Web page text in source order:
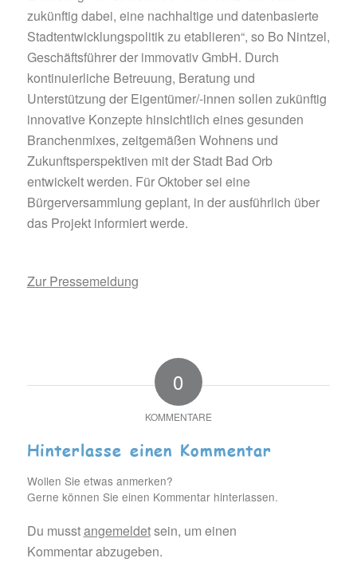
zukünftig dabei, eine nachhaltige und datenbasierte
Stadtentwicklungspolitik zu etablieren“, so Bo Nintzel,
Geschäftsführer der immovativ GmbH. Durch
kontinuierliche Betreuung, Beratung und
Unterstützung der Eigentümer/-innen sollen zukünftig
innovative Konzepte hinsichtlich eines gesunden
Branchenmixes, zeitgemäßen Wohnens und
Zukunftsperspektiven mit der Stadt Bad Orb
entwickelt werden. Für Oktober sei eine
Bürgerversammlung geplant, in der ausführlich über
das Projekt informiert werde.
Zur Pressemeldung
0
KOMMENTARE
Hinterlasse einen Kommentar
Wollen Sie etwas anmerken?
Gerne können Sie einen Kommentar hinterlassen.
Du musstangemeldetsein, um einen
Kommentar abzugeben.